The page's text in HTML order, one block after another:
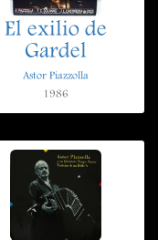
El exilio de
Gardel
Astor Piazzolla
1986